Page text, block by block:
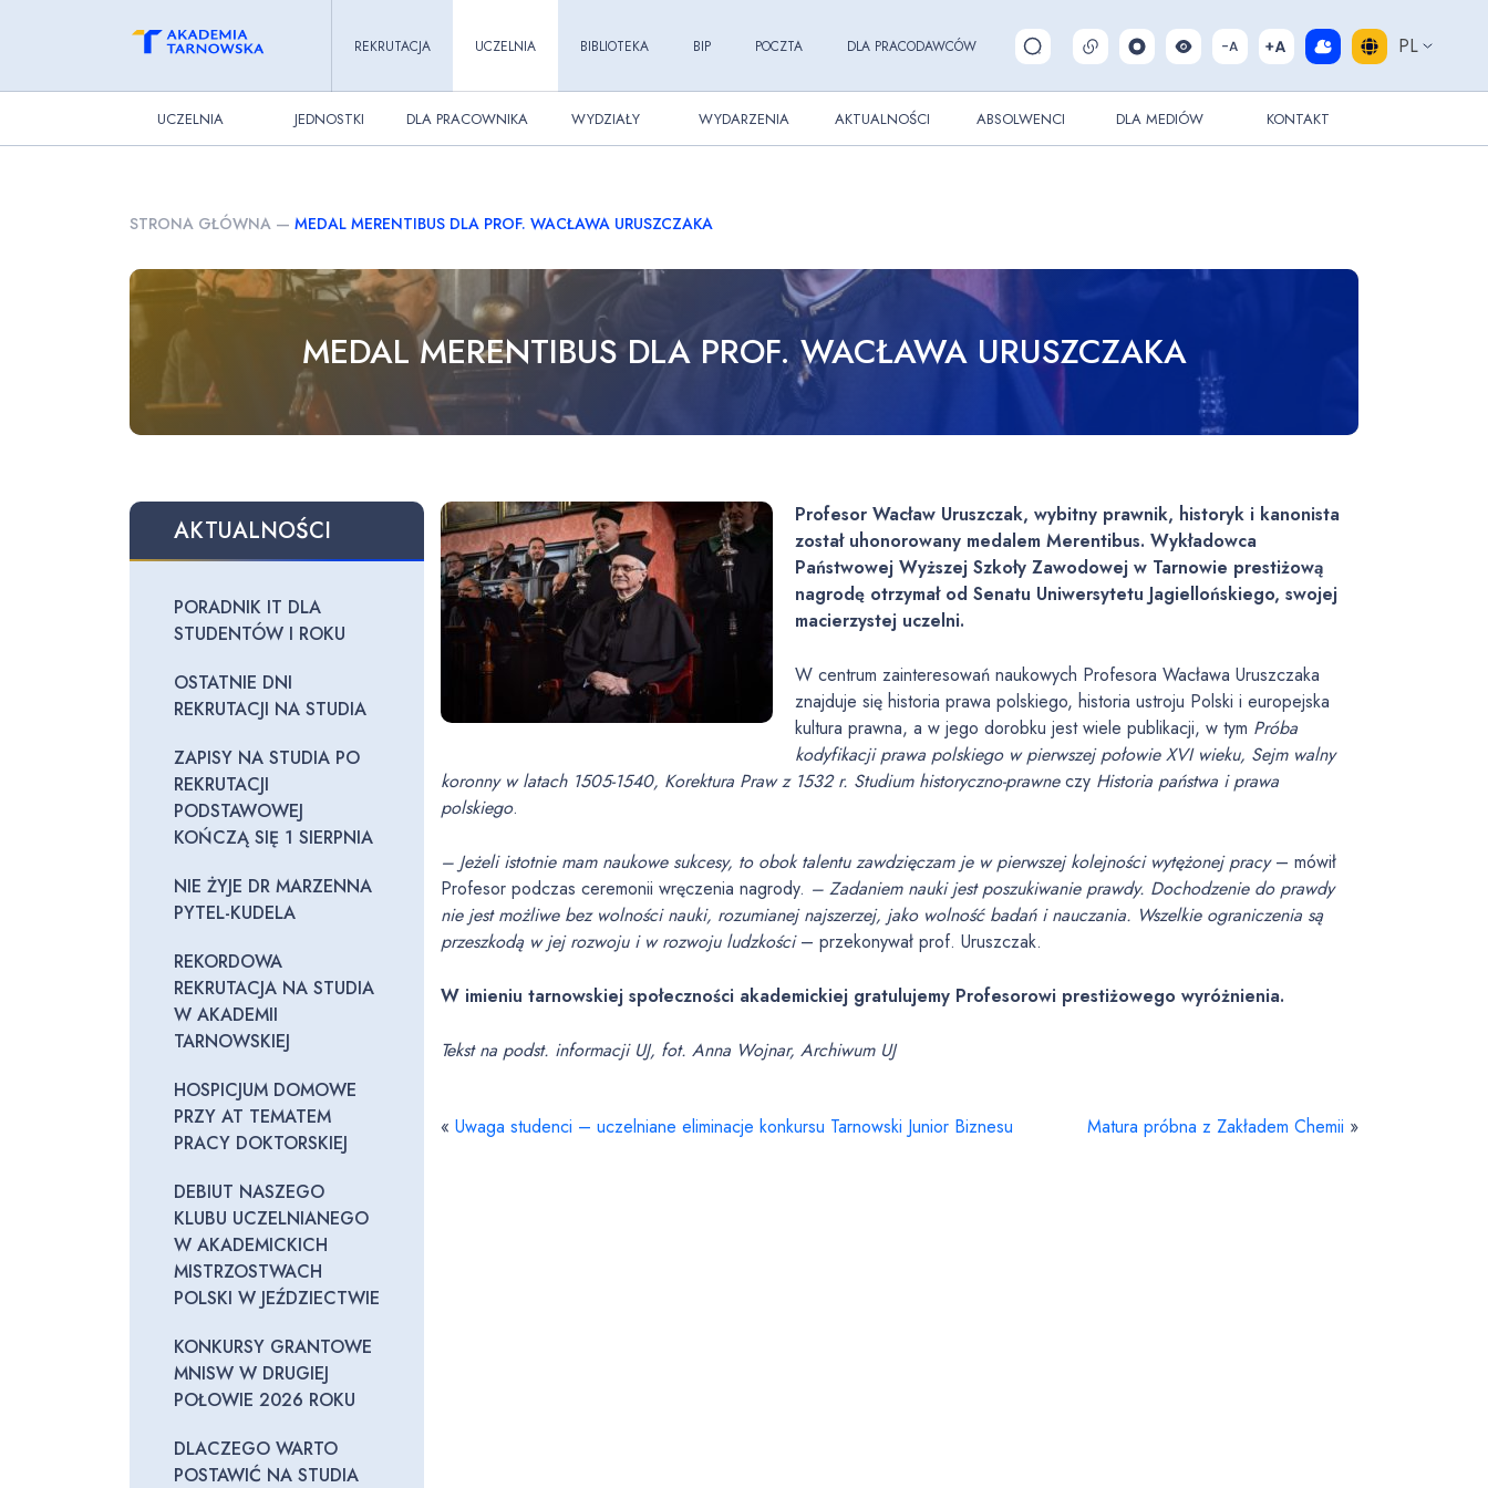
REKRUTACJA UCZELNIA BIBLIOTEKA BIP POCZTA DLA PRACODAWCÓW Pokaż/ukryj wyszukiwarkę PL
UCZELNIA JEDNOSTKI DLA PRACOWNIKA WYDZIAŁY WYDARZENIA AKTUALNOŚCI ABSOLWENCI DLA MEDIÓW KONTAKT
STRONA GŁÓWNA — MEDAL MERENTIBUS DLA PROF. WACŁAWA URUSZCZAKA
MEDAL MERENTIBUS DLA PROF. WACŁAWA URUSZCZAKA
AKTUALNOŚCI
PORADNIK IT DLA
STUDENTÓW I ROKU
OSTATNIE DNI
REKRUTACJI NA STUDIA
ZAPISY NA STUDIA PO
REKRUTACJI
PODSTAWOWEJ
KOŃCZĄ SIĘ 1 SIERPNIA
NIE ŻYJE DR MARZENNA
PYTEL-KUDELA
REKORDOWA
REKRUTACJA NA STUDIA
W AKADEMII
TARNOWSKIEJ
HOSPICJUM DOMOWE
PRZY AT TEMATEM
PRACY DOKTORSKIEJ
DEBIUT NASZEGO
KLUBU UCZELNIANEGO
W AKADEMICKICH
MISTRZOSTWACH
POLSKI W JEŹDZIECTWIE
KONKURSY GRANTOWE
MNISW W DRUGIEJ
POŁOWIE 2026 ROKU
DLACZEGO WARTO
POSTAWIĆ NA STUDIA
Profesor Wacław Uruszczak, wybitny prawnik, historyk i kanonista
został uhonorowany medalem Merentibus. Wykładowca
Państwowej Wyższej Szkoły Zawodowej w Tarnowie prestiżową
nagrodę otrzymał od Senatu Uniwersytetu Jagiellońskiego, swojej
macierzystej uczelni.
W centrum zainteresowań naukowych Profesora Wacława Uruszczaka
znajduje się historia prawa polskiego, historia ustroju Polski i europejska
kultura prawna, a w jego dorobku jest wiele publikacji, w tym Próba
kodyfikacji prawa polskiego w pierwszej połowie XVI wieku, Sejm walny
koronny w latach 1505-1540, Korektura Praw z 1532 r. Studium historyczno-prawneczy Historia państwa i prawa
polskiego.
– Jeżeli istotnie mam naukowe sukcesy, to obok talentu zawdzięczam je w pierwszej kolejności wytężonej pracy– mówił
Profesor podczas ceremonii wręczenia nagrody. – Zadaniem nauki jest poszukiwanie prawdy. Dochodzenie do prawdy
nie jest możliwe bez wolności nauki, rozumianej najszerzej, jako wolność badań i nauczania. Wszelkie ograniczenia są
przeszkodą w jej rozwoju i w rozwoju ludzkości– przekonywał prof. Uruszczak.
W imieniu tarnowskiej społeczności akademickiej gratulujemy Profesorowi prestiżowego wyróżnienia.
Tekst na podst. informacji UJ, fot. Anna Wojnar, Archiwum UJ
«Uwaga studenci – uczelniane eliminacje konkursu Tarnowski Junior Biznesu Matura próbna z Zakładem Chemii »